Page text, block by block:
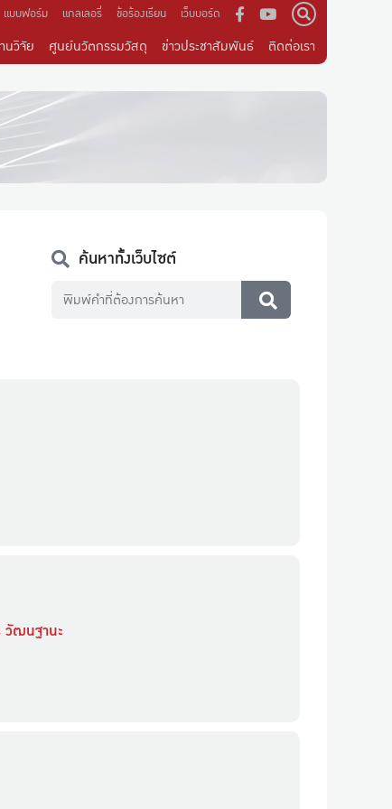
แบบฟอร์ม แกลเลอรี่ ข้อร้องเรียน เว็บบอร์ด
นวิจัย ศูนย์นวัตกรรมวัสดุ ข่าวประชาสัมพันธ์ ติดต่อเรา
ค้นหาทั้งเว็บไซต์
วัฒนฐานะ